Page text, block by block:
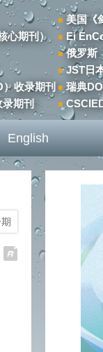
心期刊）
收录期刊
期刊
美国《
Ei
俄罗斯
JST日
瑞典
English